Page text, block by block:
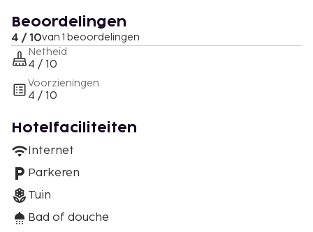
Beoordelingen
4 / 10van 1 beoordelingen
Netheid
4 / 10
Voorzieningen
4 / 10
Hotelfaciliteiten
Internet
Parkeren
Tuin
Bad of douche